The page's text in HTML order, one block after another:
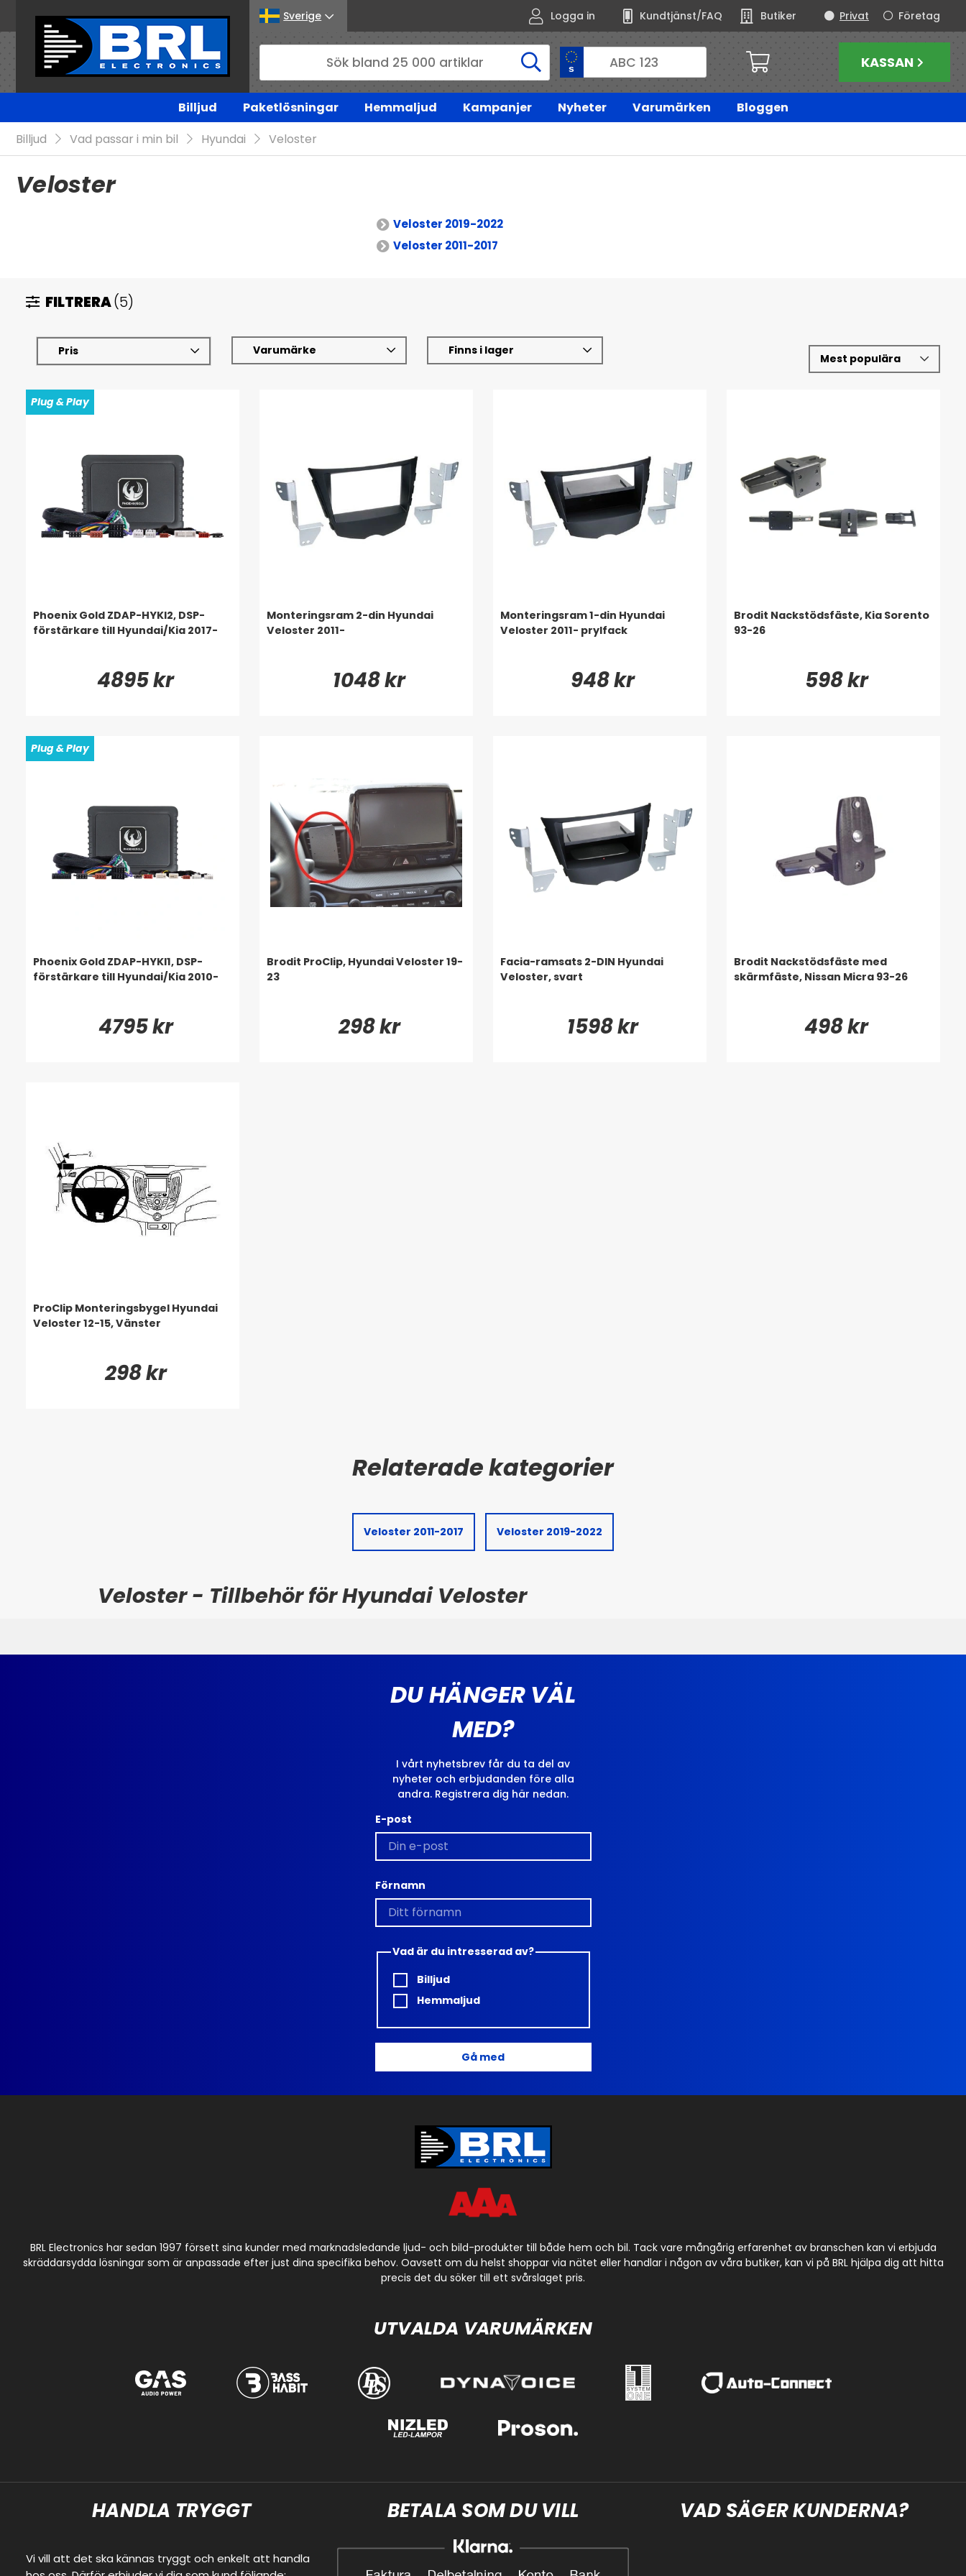
Sverige Logga in Kundtjänst/FAQ Butiker Företag
Privat
KASSAN
Billjud Paketlösningar Hemmaljud Kampanjer Nyheter Varumärken
Bloggen
Billjud
Vad passar i min bil Hyundai Veloster
Veloster
Veloster 2019-2022
Veloster 2011-2017
FILTRERA(5)
Pris Varumärke Finns i lager
Plug & Play
Phoenix Gold ZDAP-HYKI2, DSP-
förstärkare till Hyundai/Kia 2017-
4895 kr
Monteringsram 2-din Hyundai
Veloster 2011-
1048 kr
Monteringsram 1-din Hyundai
Veloster 2011- prylfack
948 kr
Brodit Nackstödsfäste, Kia Sorento
93-26
598 kr
Plug & Play
Phoenix Gold ZDAP-HYKI1, DSP-
förstärkare till Hyundai/Kia 2010-
4795 kr
Brodit ProClip, Hyundai Veloster 19-
23
298 kr
Facia-ramsats 2-DIN Hyundai
Veloster, svart
1598 kr
Brodit Nackstödsfäste med
skärmfäste, Nissan Micra 93-26
498 kr
ProClip Monteringsbygel Hyundai
Veloster 12-15, Vänster
298 kr
Veloster 2011-2017 Veloster 2019-2022
Veloster - Tillbehör för Hyundai Veloster
DU HÄNGER VÄL
MED?
I vårt nyhetsbrev får du ta del av
nyheter och erbjudanden före alla
andra. Registrera dig här nedan.
E-post
Förnamn
Vad är du intresserad av?
Billjud
Hemmaljud
Gå med
BRL Electronics har sedan 1997 försett sina kunder med marknadsledande ljud- och bild-produkter till både hem och bil. Tack vare mångårig erfarenhet av branschen kan vi erbjuda
skräddarsydda lösningar som är anpassade efter just dina specifika behov. Oavsett om du helst shoppar via nätet eller handlar i någon av våra butiker, kan vi på BRL hjälpa dig att hitta
precis det du söker till ett svårslaget pris.
UTVALDA VARUMÄRKEN
HANDLA TRYGGT
Vi vill att det ska kännas tryggt och enkelt att handla
BETALA SOM DU VILL VAD SÄGER KUNDERNA?